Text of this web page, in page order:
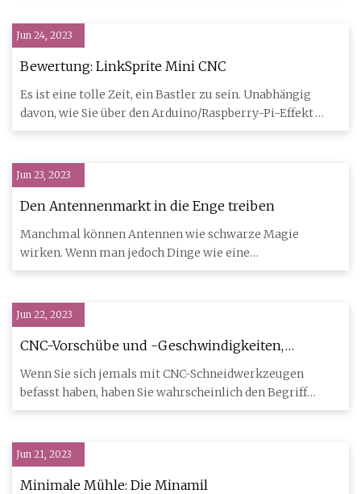
Jun 24, 2023
Bewertung: LinkSprite Mini CNC
Es ist eine tolle Zeit, ein Bastler zu sein. Unabhängig
davon, wie Sie über den Arduino/Raspberry-Pi-Effekt
denken, fü
Jun 23, 2023
Den Antennenmarkt in die Enge treiben
Manchmal können Antennen wie schwarze Magie
wirken. Wenn man jedoch Dinge wie eine
Parabolantenne sieht, macht das doc
Jun 22, 2023
CNC-Vorschübe und -Geschwindigkeiten,
zunächst erklärt
Wenn Sie sich jemals mit CNC-Schneidwerkzeugen
befasst haben, haben Sie wahrscheinlich den Begriff
„Vorschübe und Gesch
Jun 21, 2023
Minimale Mühle: Die Minamil